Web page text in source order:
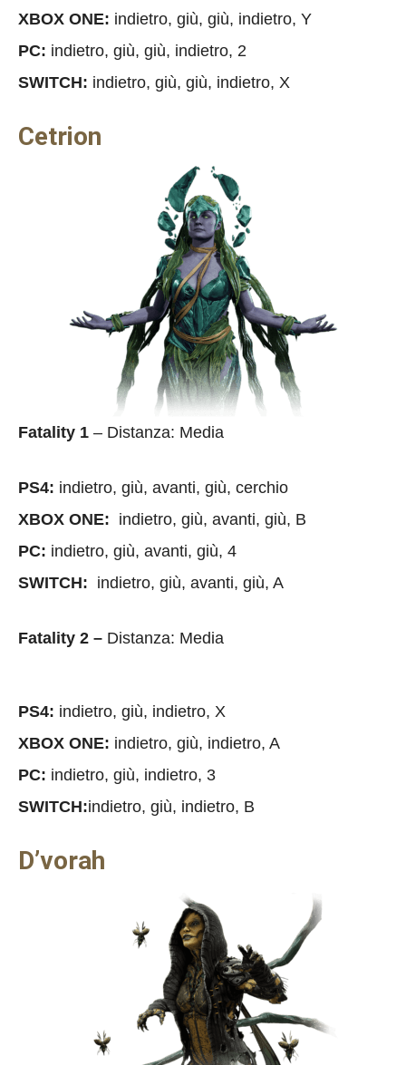
XBOX ONE: indietro, giù, giù, indietro, Y
PC: indietro, giù, giù, indietro, 2
SWITCH: indietro, giù, giù, indietro, X
Cetrion
Fatality 1 – Distanza: Media
PS4: indietro, giù, avanti, giù, cerchio
XBOX ONE: indietro, giù, avanti, giù, B
PC: indietro, giù, avanti, giù, 4
SWITCH: indietro, giù, avanti, giù, A
Fatality 2 – Distanza: Media
PS4: indietro, giù, indietro, X
XBOX ONE: indietro, giù, indietro, A
PC: indietro, giù, indietro, 3
SWITCH:indietro, giù, indietro, B
D’vorah